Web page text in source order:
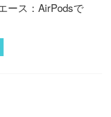
ス：AirPodsで